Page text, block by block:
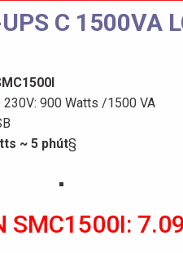
C 1500VA
230V: 900 Watts /1500 VA
~ 5 phút§
SMC1500I: